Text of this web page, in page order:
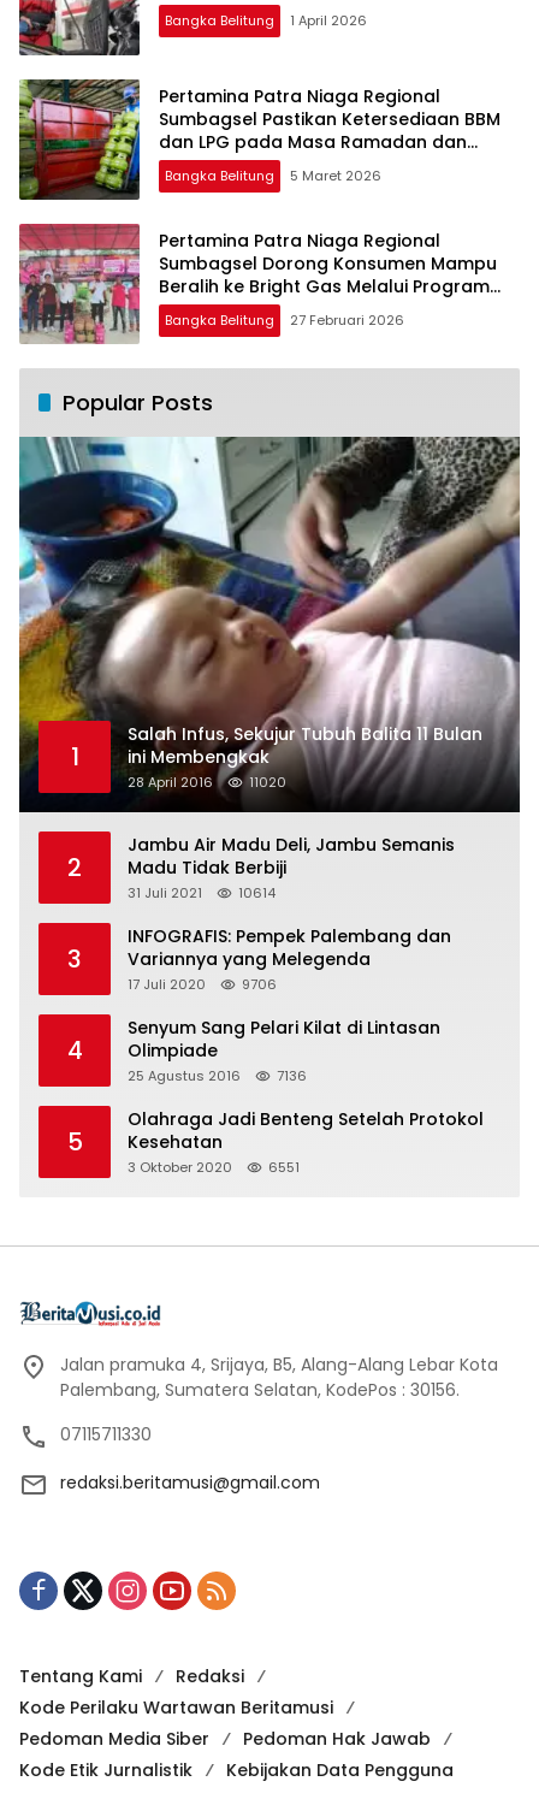
Bangka Belitung 1 April 2026
Pertamina Patra Niaga Regional
Sumbagsel Pastikan Ketersediaan BBM
dan LPG pada Masa Ramadan dan
Menjelang Idulfitri
Bangka Belitung 5 Maret 2026
Pertamina Patra Niaga Regional
Sumbagsel Dorong Konsumen Mampu
Beralih ke Bright Gas Melalui Program
Trade In di Belitung Timur
Bangka Belitung 27 Februari 2026
Popular Posts
1
Salah Infus, Sekujur Tubuh Balita 11 Bulan
ini Membengkak
28 April 2016 11020
2
Jambu Air Madu Deli, Jambu Semanis
Madu Tidak Berbiji
31 Juli 2021 10614
3
INFOGRAFIS: Pempek Palembang dan
Variannya yang Melegenda
17 Juli 2020 9706
4
Senyum Sang Pelari Kilat di Lintasan
Olimpiade
25 Agustus 2016 7136
5
Olahraga Jadi Benteng Setelah Protokol
Kesehatan
3 Oktober 2020 6551
Jalan pramuka 4, Srijaya, B5, Alang-Alang Lebar Kota
Palembang, Sumatera Selatan, KodePos : 30156.
07115711330
redaksi.beritamusi@gmail.com
Tentang Kami
Redaksi
Kode Perilaku Wartawan Beritamusi
Pedoman Media Siber
Pedoman Hak Jawab
Kode Etik Jurnalistik
Kebijakan Data Pengguna